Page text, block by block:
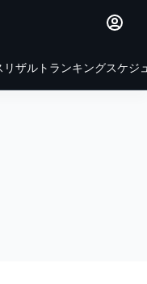
リザルト ランキングスケジ